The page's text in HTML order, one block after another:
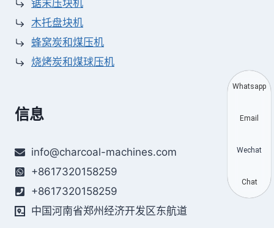
锯末压块机
木托盘块机
蜂窝炭和煤压机
烧烤炭和煤球压机
信息
info@charcoal-machines.com
+8617320158259
+8617320158259
中国河南省郑州经济开发区东航道
Whatsapp
Email
Wechat
Chat